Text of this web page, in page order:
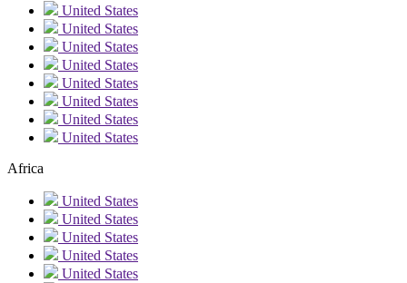
United States
United States
United States
United States
United States
United States
United States
United States
Africa
United States
United States
United States
United States
United States